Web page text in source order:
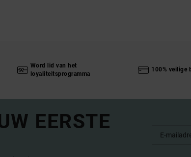
Word lid van het
loyaliteitsprogramma
100% veilige
EERSTE